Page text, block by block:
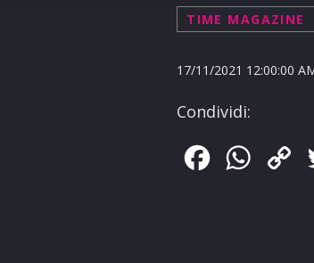
TIME MAGAZINE
17/11/2021 12:00:00
Condividi:
Facebook